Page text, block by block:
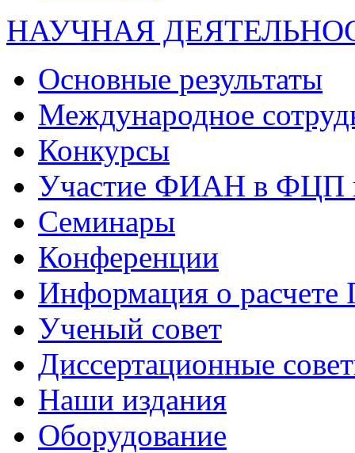
НАУЧНАЯ
Основные результаты
Международное
Конкурсы
Участие ФИАН в ФЦП
Семинары
Конференции
Информация о
Ученый совет
Диссертационные
Наши издания
Оборудование